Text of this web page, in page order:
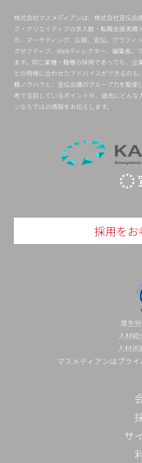
株式会社マスメディアンは、株式会社宣伝会
グ・クリエイティブの求人数・転職支援実
ち、マーケティング、広報、宣伝、グラフ
グゼクティブ、Webディレクター、編集者
ます。同じ業種・職種の採用であっても、
との特徴に合わせたアドバイスができるの
職ノウハウと、宣伝会議のグループ力を駆
考で注目しているポイントや、過去にどん
ンならではの情報をお伝えします。
採用をお
厚生
人材
人材派
マスメディアンはプラ
サ